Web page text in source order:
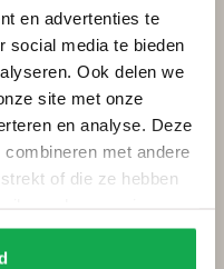
en advertenties te
social media te bieden
Ook delen we
site met onze
en analyse. Deze
met andere
of die ze hebben
Onderhoud
Onderhoud tuinmeubels
Bestellen
Betalen
Bezorging
Voorwaarden
Privacy